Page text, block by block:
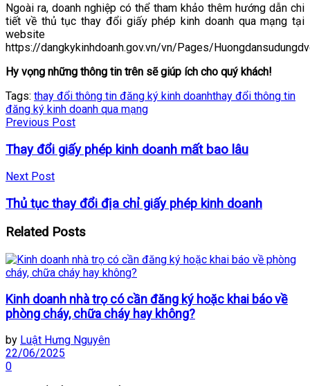
Ngoài ra, doanh nghiệp có thể tham khảo thêm hướng dẫn chi
tiết về thủ tục thay đổi giấy phép kinh doanh qua mạng tại
website
https://dangkykinhdoanh.gov.vn/vn/Pages/
Hy vọng những thông tin trên sẽ giúp ích cho quý khách!
Tags: thay đổi thông tin đăng ký kinh doanhthay đổi thông tin
đăng ký kinh doanh qua mạng
Previous Post
Thay đổi giấy phép kinh doanh mất bao lâu
Next Post
Thủ tục thay đổi địa chỉ giấy phép kinh doanh
Related Posts
Kinh doanh nhà trọ có cần đăng ký hoặc khai báo về
phòng cháy, chữa cháy hay không?
by Luật Hưng Nguyên
22/06/2025
0